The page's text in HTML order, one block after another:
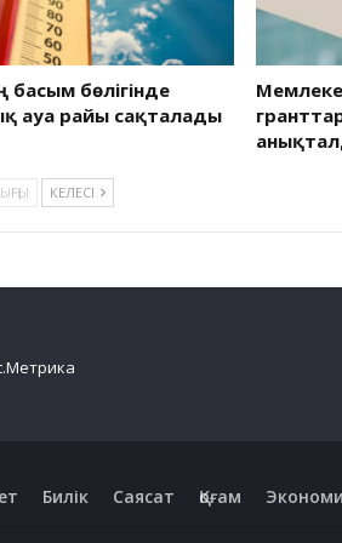
басым бөлігінде
ауа райы сақталады
КЕЛЕСІ
Билік Саясат Қоғам